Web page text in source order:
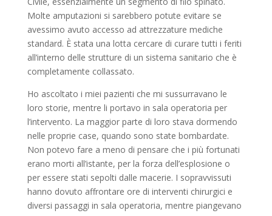
Molte amputazioni si sarebbero potute evitare se
avessimo avuto accesso ad attrezzature mediche
standard. È stata una lotta cercare di curare tutti i feriti
all’interno delle strutture di un sistema sanitario che è
completamente collassato.
Ho ascoltato i miei pazienti che mi sussurravano le
loro storie, mentre li portavo in sala operatoria per
l’intervento. La maggior parte di loro stava dormendo
nelle proprie case, quando sono state bombardate.
Non potevo fare a meno di pensare che i più fortunati
erano morti all’istante, per la forza dell’esplosione o
per essere stati sepolti dalle macerie. I sopravvissuti
hanno dovuto affrontare ore di interventi chirurgici e
diversi passaggi in sala operatoria, mentre piangevano